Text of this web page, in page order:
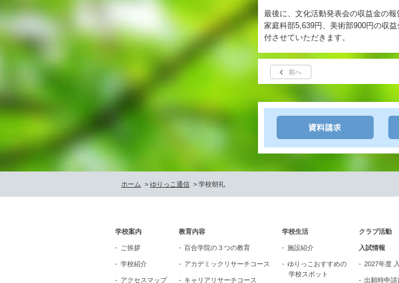
最後に、文化活動発表会の収益金の報
家庭科部5,639円、美術部900円の収
付させていただきます。
前へ
ホーム > ゆりっこ通信 > 学校朝礼
学校案内
ご挨拶
学校紹介
アクセスマップ
教育内容
百合学院の３つの教育
アカデミックリサーチコース
キャリアリサーチコース
学校生活
施設紹介
ゆりっこおすすめの
学校スポット
クラブ活動
入試情報
2027年度
出願時申請